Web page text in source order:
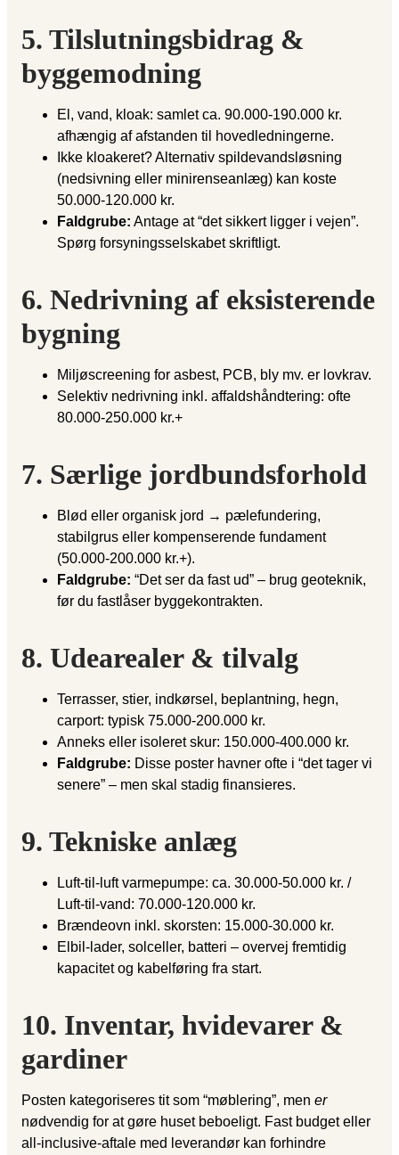
5. Tilslutningsbidrag &
byggemodning
El, vand, kloak: samlet ca. 90.000-190.000 kr.
afhængig af afstanden til hovedledningerne.
Ikke kloakeret? Alternativ spildevandsløsning
(nedsivning eller minirenseanlæg) kan koste
50.000-120.000 kr.
Faldgrube: Antage at “det sikkert ligger i vejen”.
Spørg forsyningsselskabet skriftligt.
6. Nedrivning af eksisterende
bygning
Miljøscreening for asbest, PCB, bly mv. er lovkrav.
Selektiv nedrivning inkl. affaldshåndtering: ofte
80.000-250.000 kr.+
7. Særlige jordbundsforhold
Blød eller organisk jord → pælefundering,
stabilgrus eller kompenserende fundament
(50.000-200.000 kr.+).
Faldgrube: “Det ser da fast ud” – brug geoteknik,
før du fastlåser byggekontrakten.
8. Udearealer & tilvalg
Terrasser, stier, indkørsel, beplantning, hegn,
carport: typisk 75.000-200.000 kr.
Anneks eller isoleret skur: 150.000-400.000 kr.
Faldgrube: Disse poster havner ofte i “det tager vi
senere” – men skal stadig finansieres.
9. Tekniske anlæg
Luft-til-luft varmepumpe: ca. 30.000-50.000 kr. /
Luft-til-vand: 70.000-120.000 kr.
Brændeovn inkl. skorsten: 15.000-30.000 kr.
Elbil-lader, solceller, batteri – overvej fremtidig
kapacitet og kabelføring fra start.
10. Inventar, hvidevarer &
gardiner
Posten kategoriseres tit som “møblering”, men er
nødvendig for at gøre huset beboeligt. Fast budget eller
all-inclusive-aftale med leverandør kan forhindre